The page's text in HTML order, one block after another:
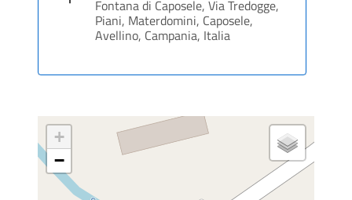
Fontana di Caposele, Via Tredogge,
Piani, Materdomini, Caposele,
Avellino, Campania, Italia
+
−